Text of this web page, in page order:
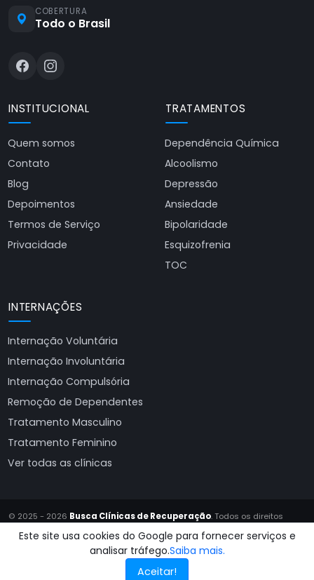
COBERTURA
Todo o Brasil
INSTITUCIONAL
Quem somos
Contato
Blog
Depoimentos
Termos de Serviço
Privacidade
TRATAMENTOS
Dependência Química
Alcoolismo
Depressão
Ansiedade
Bipolaridade
Esquizofrenia
TOC
INTERNAÇÕES
Internação Voluntária
Internação Involuntária
Internação Compulsória
Remoção de Dependentes
Tratamento Masculino
Tratamento Feminino
Ver todas as clínicas
© 2025 - 2026 Busca Clínicas de Recuperação. Todos os direitos
Site produzido porAlmeida Sites
Este site usa cookies do Google para fornecer serviços e
analisar tráfego.Saiba mais.
Aceitar!